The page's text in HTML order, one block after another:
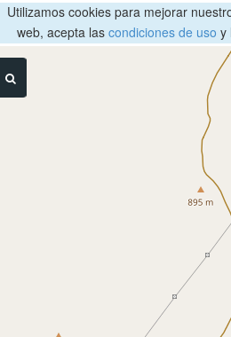
Utilizamos cookies para mejorar
web, acepta las condiciones de uso y